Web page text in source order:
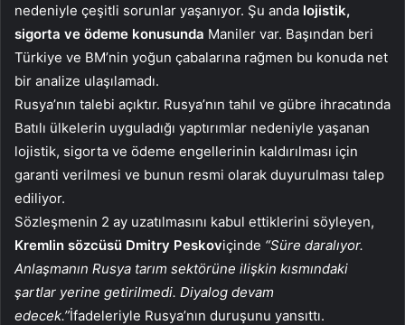
nedeniyle çeşitli sorunlar yaşanıyor. Şu anda lojistik,
sigorta ve ödeme konusunda Maniler var. Başından beri
Türkiye ve BM’nin yoğun çabalarına rağmen bu konuda net
bir analize ulaşılamadı.
Rusya’nın talebi açıktır. Rusya’nın tahıl ve gübre ihracatında
Batılı ülkelerin uyguladığı yaptırımlar nedeniyle yaşanan
lojistik, sigorta ve ödeme engellerinin kaldırılması için
garanti verilmesi ve bunun resmi olarak duyurulması talep
ediliyor.
Sözleşmenin 2 ay uzatılmasını kabul ettiklerini söyleyen,
Kremlin sözcüsü Dmitry Peskoviçinde “Süre daralıyor.
Anlaşmanın Rusya tarım sektörüne ilişkin kısmındaki
şartlar yerine getirilmedi. Diyalog devam
edecek.”İfadeleriyle Rusya’nın duruşunu yansıttı.